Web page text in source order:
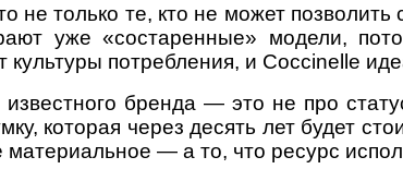
не только те, кто не может
уже «состаренные» модели,
потребления, и Coccinelle
бренда — это не про
которая через десять лет будет
материальное — а то, что ресурс